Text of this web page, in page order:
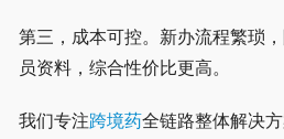
第三，成本可控。新办流程繁琐
员资料，综合性价比更高。
我们专注跨境药全链路整体解决